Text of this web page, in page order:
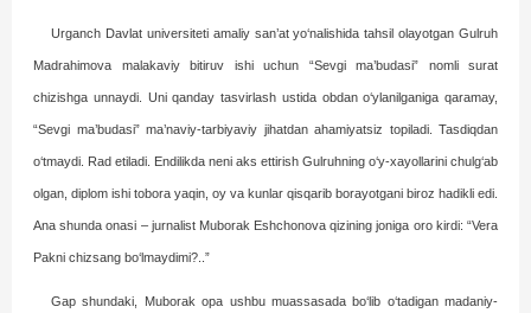
Urganch Davlat universiteti amaliy san’at yo‘nalishida tahsil olayotgan Gulruh
Madrahimova malakaviy bitiruv ishi uchun “Sevgi ma’budasi” nomli surat
chizishga unnaydi. Uni qanday tasvirlash ustida obdan o‘ylanilganiga qaramay,
“Sevgi ma’budasi” ma’naviy-tar­biyaviy jihatdan ahamiyatsiz topiladi. Tasdiqdan
o‘tmaydi. Rad etiladi. Endilikda neni aks ettirish Gulruhning o‘y-xayollarini chulg‘ab
olgan, diplom ishi tobora yaqin, oy va kunlar qisqarib borayotgani biroz hadikli edi.
Ana shunda onasi – jurnalist Muborak Eshchonova qizining joniga oro kirdi: “Vera
Pakni chizsang bo‘lmaydimi?..”
Gap shundaki, Muborak opa ushbu muassasada bo‘lib o‘tadigan madaniy-